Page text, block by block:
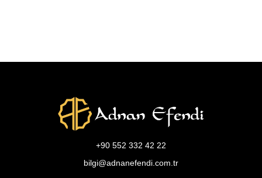
+90 552 332 42 22
bilgi@adnanefendi.com.tr